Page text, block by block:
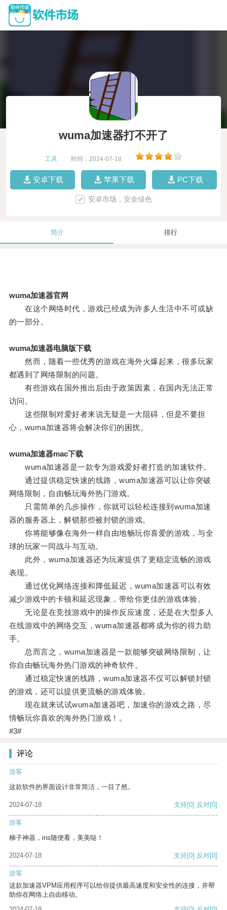
wuma加速器打不开了
工具 时间：2024-07-18
安卓下载 苹果下载 PC下载
安卓市场，安全绿色
简介 排行
wuma加速器官网
在这个网络时代，游戏已经成为许多人生活中不可或缺
的一部分。
wuma加速器电脑版下载
然而，随着一些优秀的游戏在海外火爆起来，很多玩家
都遇到了网络限制的问题。
有些游戏在国外推出后由于政策因素，在国内无法正常
访问。
这些限制对爱好者来说无疑是一大阻碍，但是不要担
心，wuma加速器将会解决你们的困扰。
wuma加速器mac下载
wuma加速器是一款专为游戏爱好者打造的加速软件。
通过提供稳定快速的线路，wuma加速器可以让你突破
网络限制，自由畅玩海外热门游戏。
只需简单的几步操作，你就可以轻松连接到wuma加速
器的服务器上，解锁那些被封锁的游戏。
你将能够像在海外一样自由地畅玩你喜爱的游戏，与全
球的玩家一同战斗与互动。
此外，wuma加速器还为玩家提供了更稳定流畅的游戏
表现。
通过优化网络连接和降低延迟，wuma加速器可以有效
减少游戏中的卡顿和延迟现象，带给你更佳的游戏体验。
无论是在竞技游戏中的操作反应速度，还是在大型多人
在线游戏中的网络交互，wuma加速器都将成为你的得力助
手。
总而言之，wuma加速器是一款能够突破网络限制，让
你自由畅玩海外热门游戏的神奇软件。
通过稳定快速的线路，wuma加速器不仅可以解锁封锁
的游戏，还可以提供更流畅的游戏体验。
现在就来试试wuma加速器吧，加速你的游戏之路，尽
情畅玩你喜欢的海外热门游戏！。
#3#
评论
游客
这款软件的界面设计非常简洁，一目了然。
2024-07-18 支持[0] 反对[0]
游客
梯子神器，ins随便看，美美哒！
2024-07-18 支持[0] 反对[0]
游客
这款加速器VPM应用程序可以给你提供最高速度和安全性的连接，并帮
助你在网络上自由移动。